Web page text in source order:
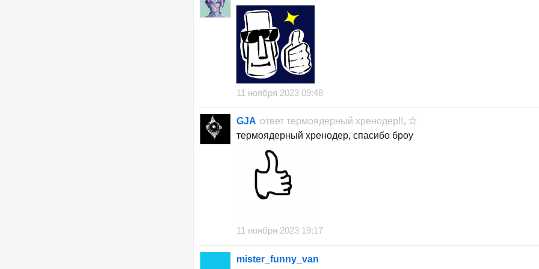
11 ноября 2023 09:48
GJA ответ термоядерный хренодер!!｡☆
термоядерный хренодер, спасибо броу
11 ноября 2023 19:17
mister_funny_van